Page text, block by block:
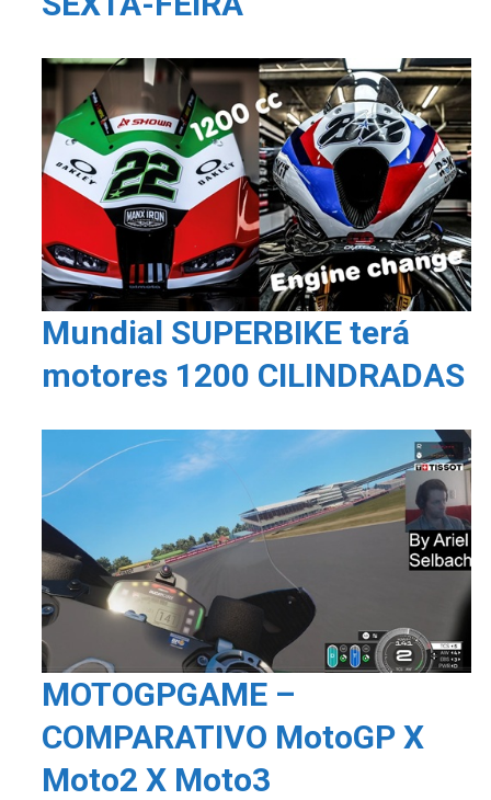
Mundial SUPERBIKE terá
motores 1200 CILINDRADAS
MOTOGPGAME –
COMPARATIVO MotoGP X
Moto2 X Moto3